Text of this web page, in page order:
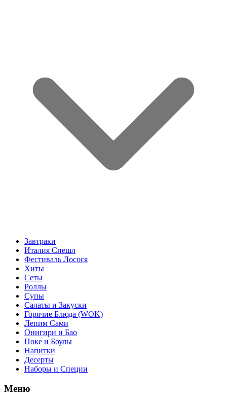
Завтраки
Италия Спешл
Фестиваль Лосося
Хиты
Сеты
Роллы
Супы
Салаты и Закуски
Горячие Блюда (WOK)
Лепим Сами
Онигири и Бао
Поке и Боулы
Напитки
Десерты
Наборы и Специи
Меню